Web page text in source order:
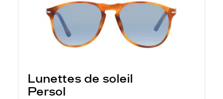
Lunettes de soleil
Persol